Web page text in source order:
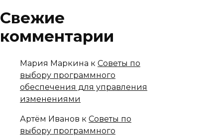
Свежие
комментарии
Мария Маркина к Советы по
выбору программного
обеспечения для управления
изменениями
Артём Иванов к Советы по
выбору программного